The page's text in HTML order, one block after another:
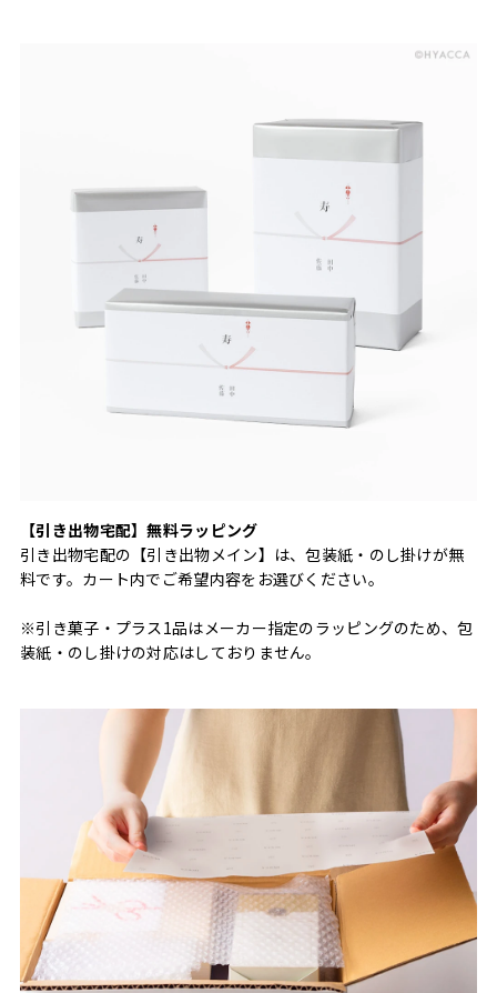
【引き出物宅配】無料ラッピング
引き出物宅配の【引き出物メイン】は、包装紙・のし掛けが無
料です。カート内でご希望内容をお選びください。
※引き菓子・プラス1品はメーカー指定のラッピングのため、包
装紙・のし掛けの対応はしておりません。